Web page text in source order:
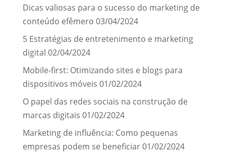
Dicas valiosas para o sucesso do marketing de
conteúdo efêmero 03/04/2024
5 Estratégias de entretenimento e marketing
digital 02/04/2024
Mobile-first: Otimizando sites e blogs para
dispositivos móveis 01/02/2024
O papel das redes sociais na construção de
marcas digitais 01/02/2024
Marketing de influência: Como pequenas
empresas podem se beneficiar01/02/2024